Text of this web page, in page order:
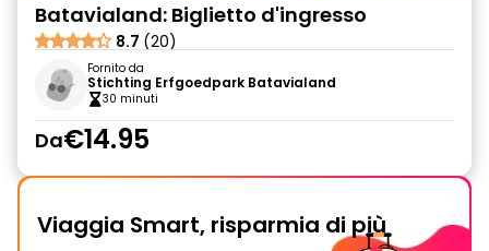
Batavialand: Biglietto d'ingresso
8.7 (20)
Fornito da
Stichting Erfgoedpark Batavialand
30 minuti
Da€14.95
Viaggia Smart, risparmia di più